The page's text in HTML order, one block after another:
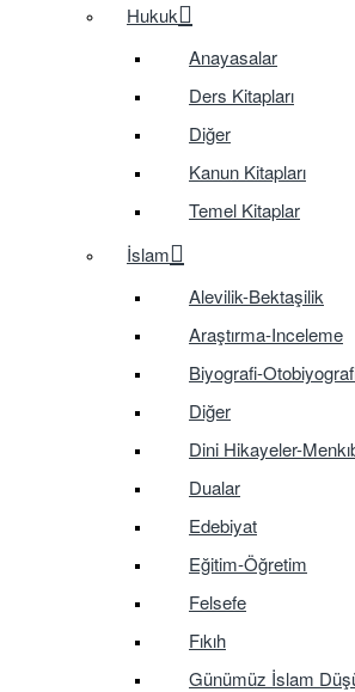
Hukuk
Anayasalar
Ders Kitapları
Diğer
Kanun Kitapları
Temel Kitaplar
İslam
Alevilik-Bektaşilik
Araştırma-Inceleme
Biyografi-
Diğer
Dini Hikayeler-
Dualar
Edebiyat
Eğitim-Öğretim
Felsefe
Fıkıh
Günümüz İslam